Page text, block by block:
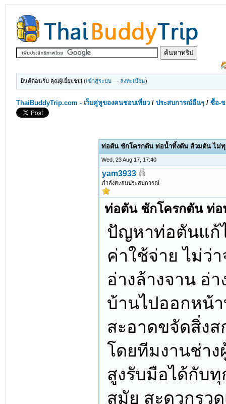
ยินดีต้อนรับ คุณผู้เยี่ยมชม! (เข้าสู่ระบบ — ลงทะเบียน)
ThaiBuddyTrip.com - เว็บคู่หูของคนชอบเที่ยว /ประสบการณ์อื่นๆ /ซื้อ-ข
ท่อตัน ชักโครกตัน ท่อน้ำทิ้งตัน ส้วมตัน ไม่ทุ
Wed, 23 Aug 17, 17:40
yam3933
กำลังสะสมประสบการณ์
ท่อตัน ชักโครกตัน ท่
ปัญหาท่อตันแก้
ค่าใช้จ่าย ไม่ว่
อ่างล้างจาน อ่
บ้านไปออกหน้
สะอาดขจัดสิ่ง
โดยทีมงานช่า
สูงรับมือได้กับ
สมัย สะดวกรว